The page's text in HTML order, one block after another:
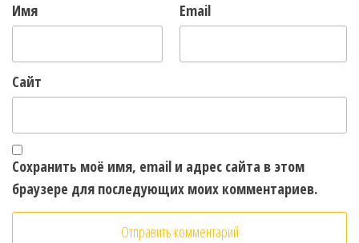
Имя Email
Сайт
Сохранить моё имя, email и адрес сайта в этом
браузере для последующих моих комментариев.